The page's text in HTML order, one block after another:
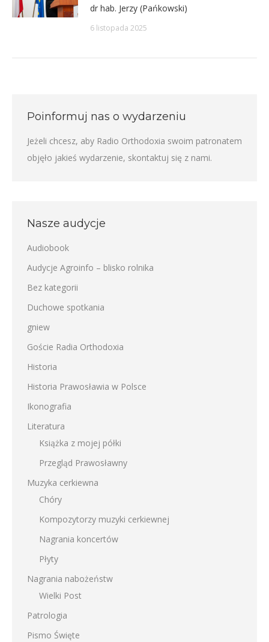
dr hab. Jerzy (Pańkowski)
6 listopada 2025
Poinformuj nas o wydarzeniu
Jeżeli chcesz, aby Radio Orthodoxia swoim patronatem
objęło jakieś wydarzenie, skontaktuj się z nami.
Nasze audycje
Audiobook
Audycje Agroinfo – blisko rolnika
Bez kategorii
Duchowe spotkania
gniew
Goście Radia Orthodoxia
Historia
Historia Prawosławia w Polsce
Ikonografia
Literatura
Książka z mojej półki
Przegląd Prawosławny
Muzyka cerkiewna
Chóry
Kompozytorzy muzyki cerkiewnej
Nagrania koncertów
Płyty
Nagrania nabożeństw
Wielki Post
Patrologia
Pismo Święte